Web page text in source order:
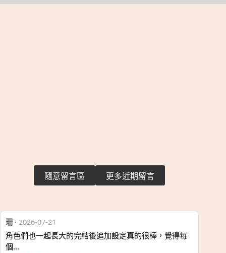
隨意留言區 更多近期留言
珊· 2026-07-21
角色們也一起長大的完結後追加設定真的很棒，覺得每
個…